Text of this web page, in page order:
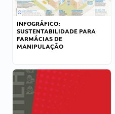
INFOGRÁFICO:
SUSTENTABILIDADE PARA
FARMÁCIAS DE
MANIPULAÇÃO